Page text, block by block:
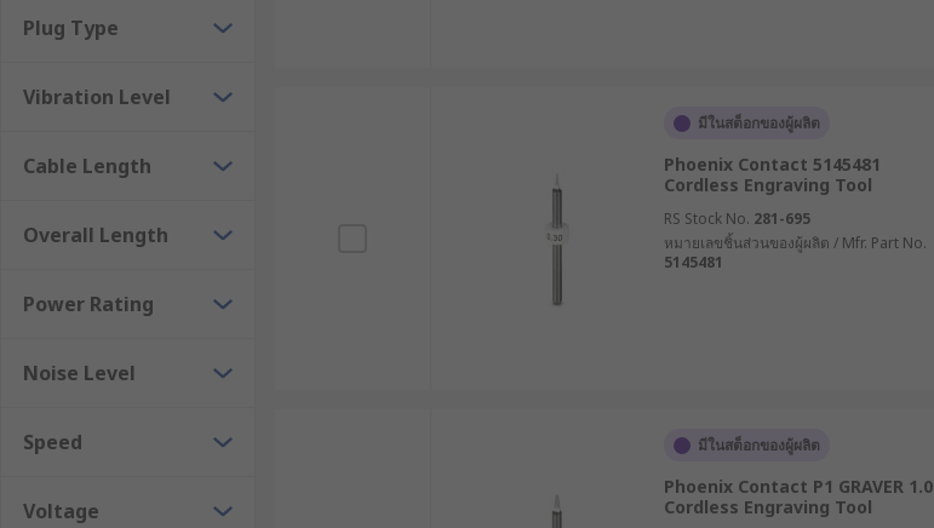
Plug Type
Vibration Level
Cable Length
Overall Length
Power Rating
Noise Level
Speed
Voltage
มีในสต็อกของผู้ผลิต
Phoenix Contact 5145481
Cordless Engraving Tool
RS Stock No. 281-695
หมายเลขชิ้นส่วนของผู้ผลิต / Mfr. Part No.
5145481
มีในสต็อกของผู้ผลิต
Phoenix Contact P1 GRAVER 1.0
Cordless Engraving Tool